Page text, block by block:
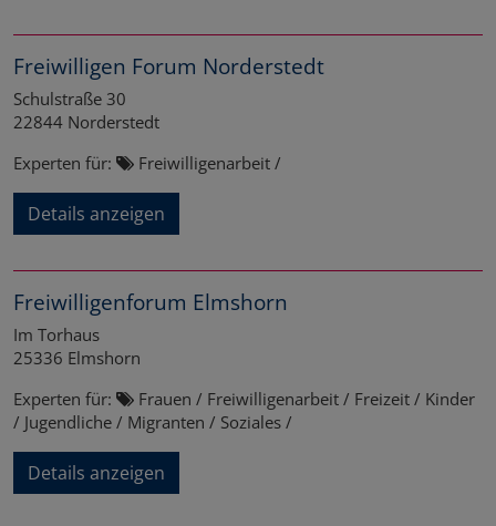
Freiwilligen Forum Norderstedt
Schulstraße 30
22844 Norderstedt
Experten für:
Freiwilligenarbeit /
Details anzeigen
Freiwilligenforum Elmshorn
Im Torhaus
25336 Elmshorn
Experten für:
Frauen / Freiwilligenarbeit / Freizeit / Kinder
/ Jugendliche / Migranten / Soziales /
Details anzeigen